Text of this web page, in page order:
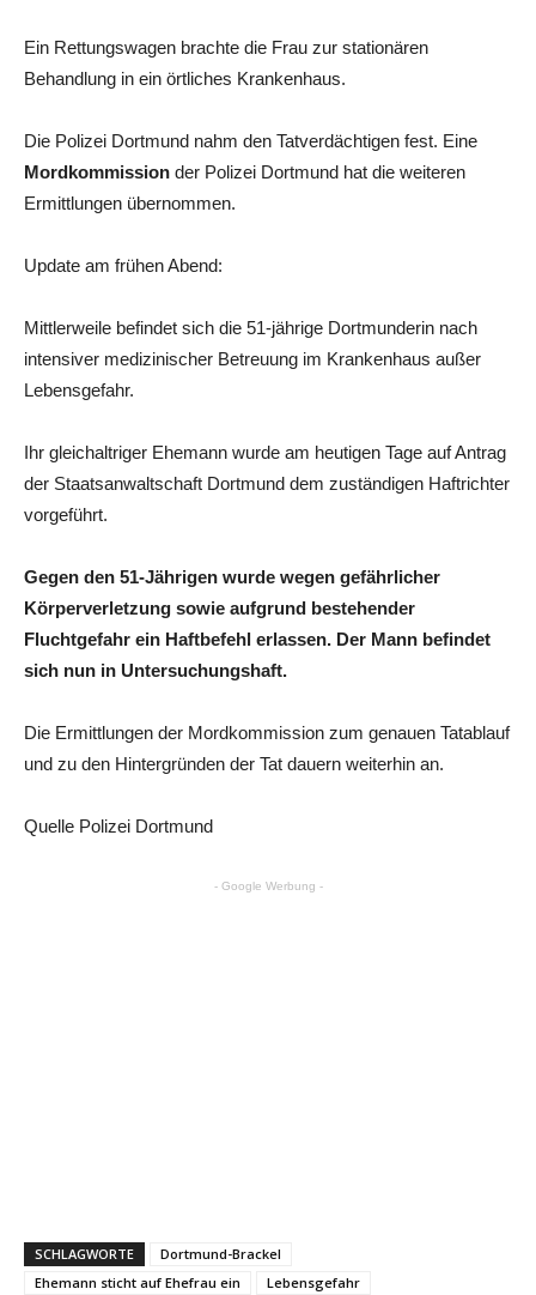
Ein Rettungswagen brachte die Frau zur stationären
Behandlung in ein örtliches Krankenhaus.
Die Polizei Dortmund nahm den Tatverdächtigen fest. Eine
Mordkommission der Polizei Dortmund hat die weiteren
Ermittlungen übernommen.
Update am frühen Abend:
Mittlerweile befindet sich die 51-jährige Dortmunderin nach
intensiver medizinischer Betreuung im Krankenhaus außer
Lebensgefahr.
Ihr gleichaltriger Ehemann wurde am heutigen Tage auf Antrag
der Staatsanwaltschaft Dortmund dem zuständigen Haftrichter
vorgeführt.
Gegen den 51-Jährigen wurde wegen gefährlicher
Körperverletzung sowie aufgrund bestehender
Fluchtgefahr ein Haftbefehl erlassen. Der Mann befindet
sich nun in Untersuchungshaft.
Die Ermittlungen der Mordkommission zum genauen Tatablauf
und zu den Hintergründen der Tat dauern weiterhin an.
Quelle Polizei Dortmund
- Google Werbung -
SCHLAGWORTE
Dortmund-Brackel
Ehemann sticht auf Ehefrau ein
Lebensgefahr